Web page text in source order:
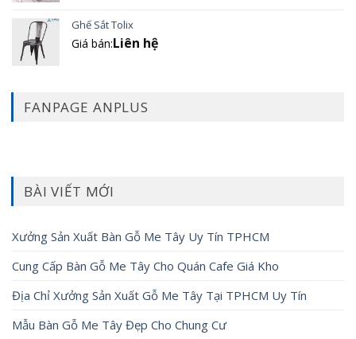
Ghế Sắt Tolix
Giá bán:Liên hệ
FANPAGE ANPLUS
BÀI VIẾT MỚI
Xưởng Sản Xuất Bàn Gỗ Me Tây Uy Tín TPHCM
Cung Cấp Bàn Gỗ Me Tây Cho Quán Cafe Giá Kho
Địa Chỉ Xưởng Sản Xuất Gỗ Me Tây Tại TPHCM Uy Tín
Mẫu Bàn Gỗ Me Tây Đẹp Cho Chung Cư